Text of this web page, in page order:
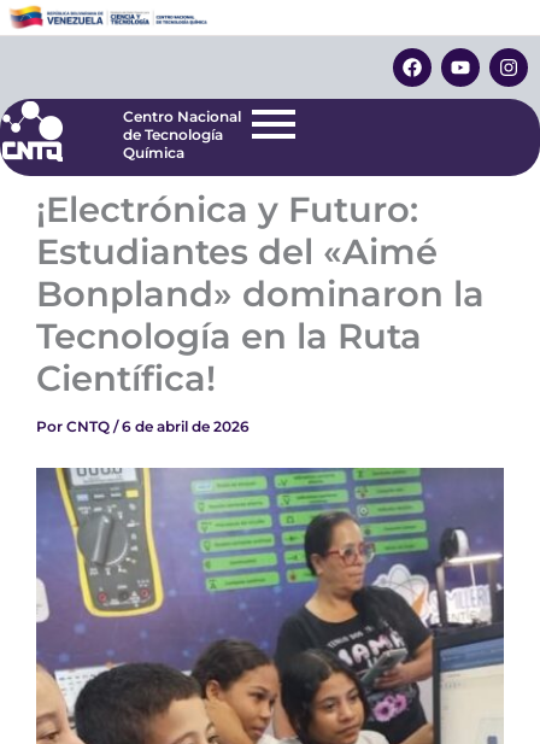
al
F
a
c
o
Y
o
u
e
I
n
s
r
Centro Nacional
de Tecnología
Centro Nacional
de Tecnología
Química
¡Electrónica y Futuro:
Estudiantes del «Aimé
Bonpland» dominaron la
Tecnología en la Ruta
Científica!
Por CNTQ /6 de abril de 2026